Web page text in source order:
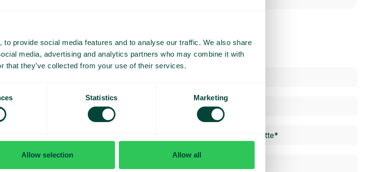
provide social media features and to analyse our traffic. We also share
media, advertising and analytics partners who may combine it with
that they’ve collected from your use of their services.
Statistics Marketing
Allow selection Allow all